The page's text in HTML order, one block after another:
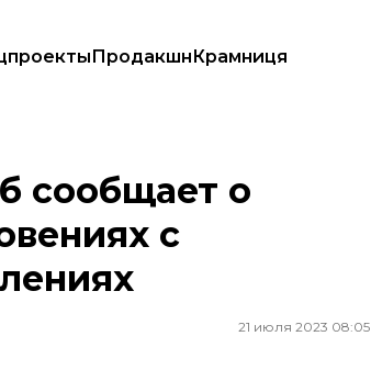
ПродакшнКрамниця
на пяти направлениях
сообщает о
с
21 июля 2023 08:05